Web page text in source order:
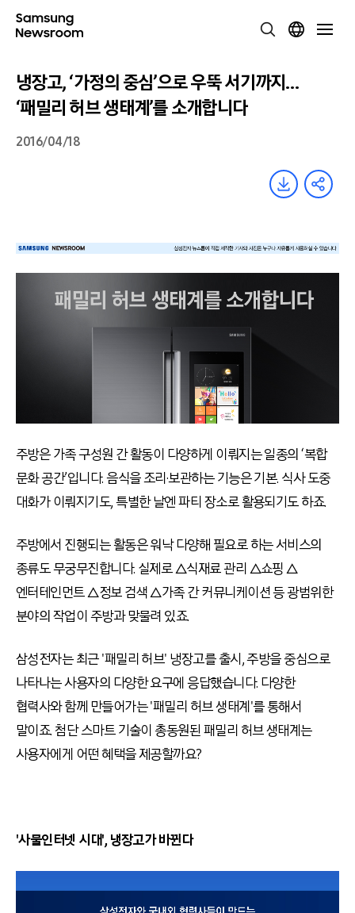
냉장고, ‘가정의 중심’으로 우뚝 서기까지…
‘패밀리 허브 생태계’를 소개합니다
2016/04/18
주방은 가족 구성원 간 활동이 다양하게 이뤄지는 일종의 ‘복합
문화 공간’입니다. 음식을 조리·보관하는 기능은 기본. 식사 도중
대화가 이뤄지기도, 특별한 날엔 파티 장소로 활용되기도 하죠.
주방에서 진행되는 활동은 워낙 다양해 필요로 하는 서비스의
종류도 무궁무진합니다. 실제로 △식재료 관리 △쇼핑 △
엔터테인먼트 △정보 검색 △가족 간 커뮤니케이션 등 광범위한
분야의 작업이 주방과 맞물려 있죠.
삼성전자는 최근 '패밀리 허브' 냉장고를 출시, 주방을 중심으로
나타나는 사용자의 다양한 요구에 응답했습니다. 다양한
협력사와 함께 만들어가는 '패밀리 허브 생태계'를 통해서
말이죠. 첨단 스마트 기술이 총동원된 패밀리 허브 생태계는
사용자에게 어떤 혜택을 제공할까요?
'사물인터넷 시대', 냉장고가 바뀐다